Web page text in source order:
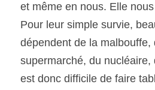
et même en nous. Elle
Pour leur simple survie,
dépendent de la malbouffe,
supermarché, du nucléaire,
est donc difficile de faire